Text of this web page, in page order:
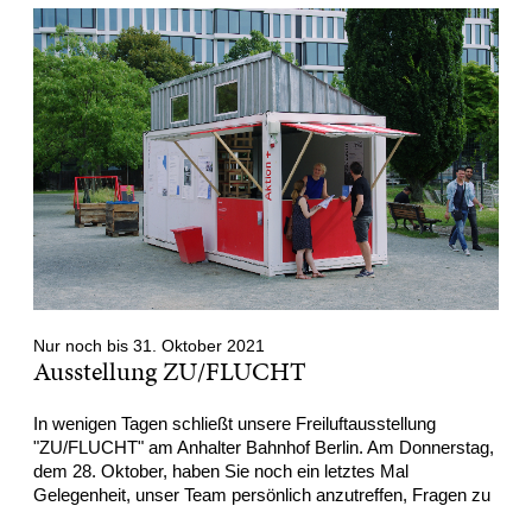
Nur noch bis 31. Oktober 2021
Ausstellung ZU/FLUCHT
In wenigen Tagen schließt unsere Freiluftausstellung
"ZU/FLUCHT" am Anhalter Bahnhof Berlin. Am Donnerstag,
dem 28. Oktober, haben Sie noch ein letztes Mal
Gelegenheit, unser Team persönlich anzutreffen, Fragen zu